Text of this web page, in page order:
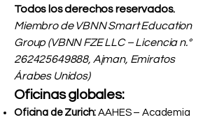
Todos los derechos reservados.
Miembro de VBNN Smart Education
Group (VBNN FZE LLC – Licencia n.°
262425649888, Ajman, Emiratos
Árabes Unidos)
Oficinas globales:
Oficina de Zurich: AAHES – Academia